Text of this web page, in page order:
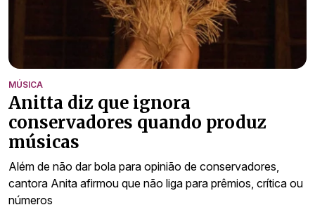
MÚSICA
Anitta diz que ignora
conservadores quando produz
músicas
Além de não dar bola para opinião de conservadores,
cantora Anita afirmou que não liga para prêmios, crítica ou
números